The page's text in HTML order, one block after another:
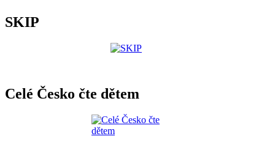
SKIP
Celé Česko čte dětem